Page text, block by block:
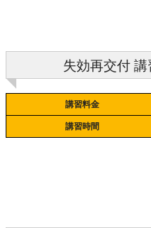
失効再交付
講習料金
講習時間